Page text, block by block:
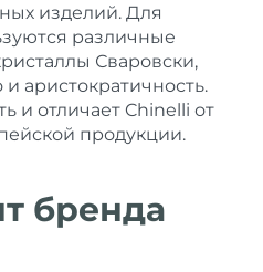
изделий. Для
различные
Сваровски,
аристократичность.
и отличает Chinelli от
продукции.
бренда